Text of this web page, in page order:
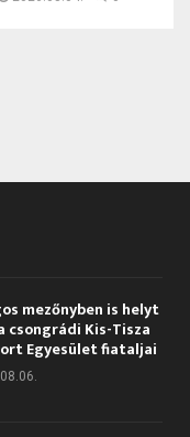
mezőnyben is helyt
csongrádi Kis-Tisza
Egyesület fiataljai